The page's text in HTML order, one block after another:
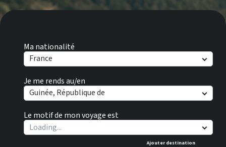
Ma nationalité
France
Je me rends au/en
Guinée, République de
Le motif de mon voyage est
Ajouter destination